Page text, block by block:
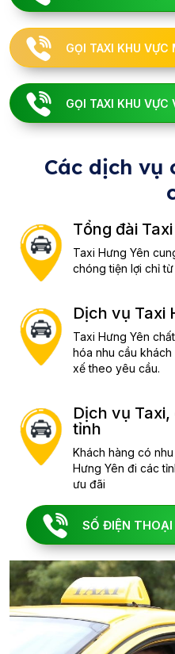
GỌI TAXI KHU VỰC
GỌI TAXI KHU VỰC
Các dịch vụ
Tổng đài
Taxi Hưng Yên
chóng tiện lợi chỉ từ
Dịch vụ Taxi
Taxi Hưng Yên
hóa nhu cầu
xế theo yêu cầu.
Dịch vụ
tỉnh
Khách hàng có
Hưng Yên đi các
ưu đãi
SỐ ĐIỆN